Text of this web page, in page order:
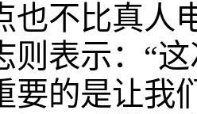
也不比真人
则表示：“
要的是让我